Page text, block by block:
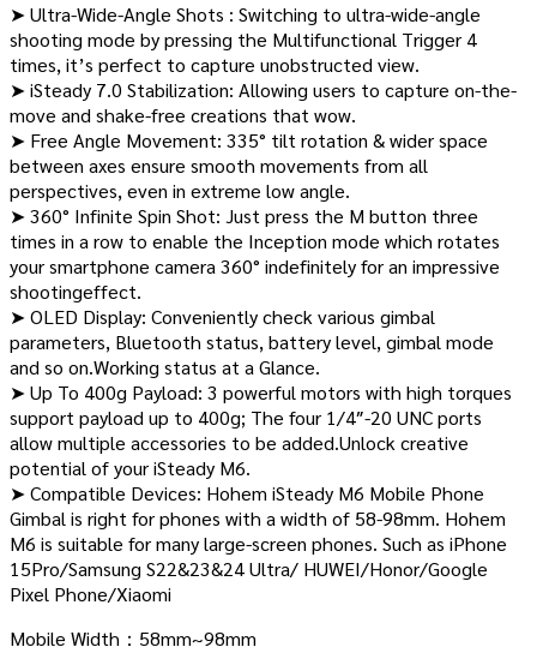
➤ Ultra-Wide-Angle Shots : Switching to ultra-wide-angle
shooting mode by pressing the Multifunctional Trigger 4
times, it’s perfect to capture unobstructed view.
➤ iSteady 7.0 Stabilization: Allowing users to capture on-the-
move and shake-free creations that wow.
➤ Free Angle Movement: 335° tilt rotation & wider space
between axes ensure smooth movements from all
perspectives, even in extreme low angle.
➤ 360° Infinite Spin Shot: Just press the M button three
times in a row to enable the Inception mode which rotates
your smartphone camera 360° indefinitely for an impressive
shootingeffect.
➤ OLED Display: Conveniently check various gimbal
parameters, Bluetooth status, battery level, gimbal mode
and so on.Working status at a Glance.
➤ Up To 400g Payload: 3 powerful motors with high torques
support payload up to 400g; The four 1/4″-20 UNC ports
allow multiple accessories to be added.Unlock creative
potential of your iSteady M6.
➤ Compatible Devices: Hohem iSteady M6 Mobile Phone
Gimbal is right for phones with a width of 58-98mm. Hohem
M6 is suitable for many large-screen phones. Such as iPhone
15Pro/Samsung S22&23&24 Ultra/ HUWEI/Honor/Google
Pixel Phone/Xiaomi
Mobile Width：58mm~98mm